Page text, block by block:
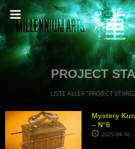
PROJECT
LISTE ALLER "PROJECT
Mystery
– N°6
2025-04-16